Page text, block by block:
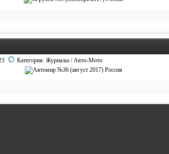
Категория:Журналы /Авто-Мото